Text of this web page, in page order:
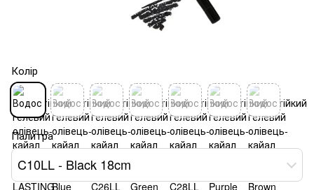
Колір
Палитра
C10LL - Black 18cm